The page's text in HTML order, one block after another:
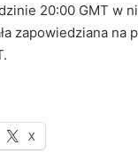
20:00 GMT w
zapowiedziana na
X